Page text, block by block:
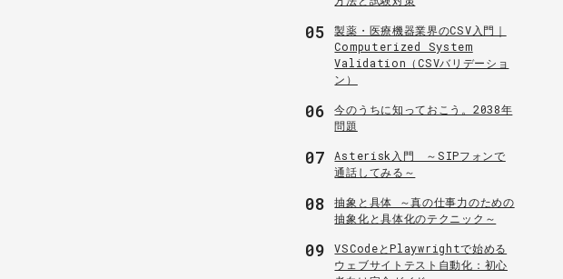
05
製薬・医療機器業界のCSV入門｜
Computerized System
Validation（CSVバリデーショ
ン）
06
今のうちに知っておこう。2038年
問題
07
Asterisk入門 ～SIPフォンで
通話してみる～
08
抽象と具体 ～真の仕事力のための
抽象化と具体化のテクニック～
09
VSCodeとPlaywrightで始める
ウェブサイトテスト自動化：初心